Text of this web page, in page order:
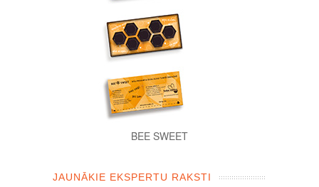
BEE SWEET
JAUNĀKIE EKSPERTU RAKSTI